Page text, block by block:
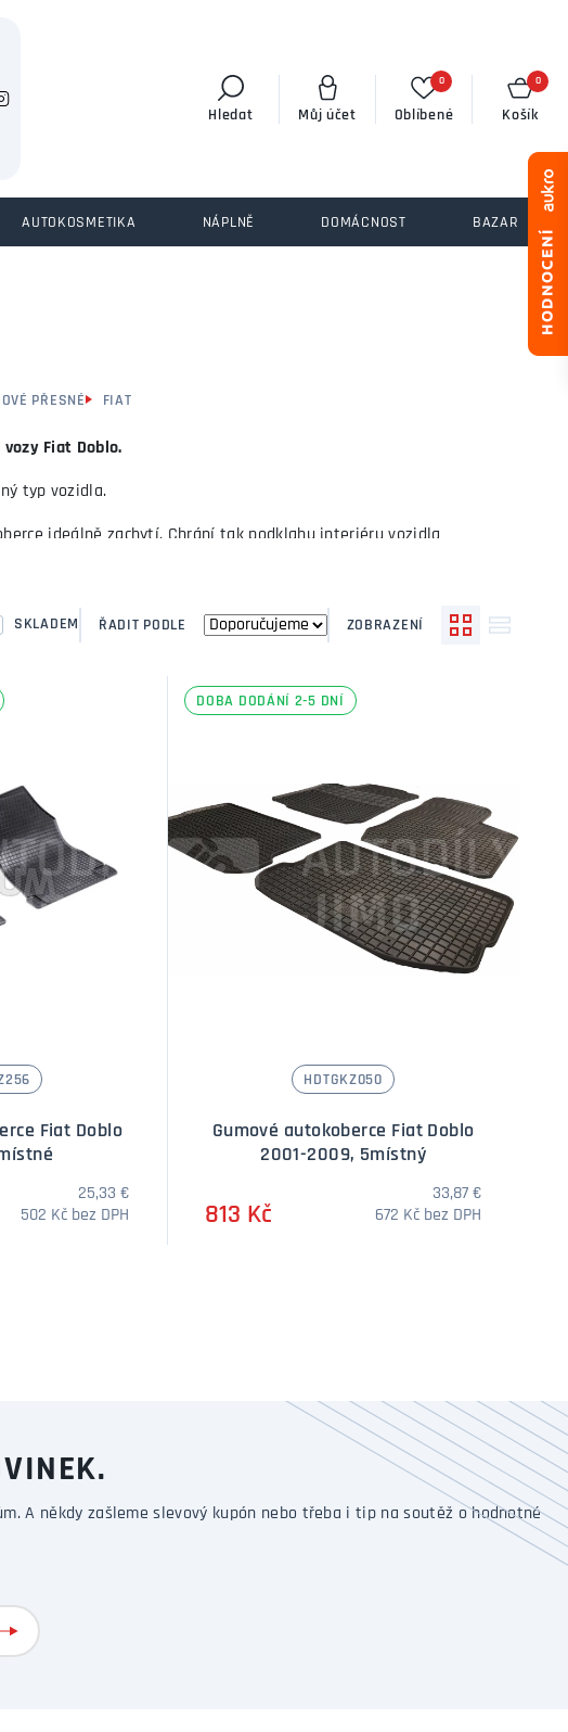
Hledat Můj účet
0
Oblíbené
0
Košík
AUTOKOSMETIKA NÁPLNĚ DOMÁCNOST BAZAR
PŘESNÉ FIAT
Fiat Doblo.
typ vozidla.
ideálně zachytí. Chrání tak podklahu interiéru vozidla
SKLADEM ŘADIT PODLE ZOBRAZENÍ
Fiat Doblo
25,33 €
502 Kč bez DPH
DOBA DODÁNÍ 2-5 DNÍ
HDTGKZ050
Gumové autokoberce Fiat Doblo
2001-2009, 5místný
813 Kč
33,87 €
672 Kč bez DPH
A někdy zašleme slevový kupón nebo třeba i tip na soutěž o hodnotné